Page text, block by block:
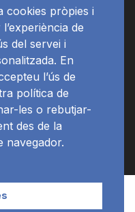
cookies pròpies i
de
del servei i
En
l’ús de
política de
les o rebutjar-
des de la
navegador.